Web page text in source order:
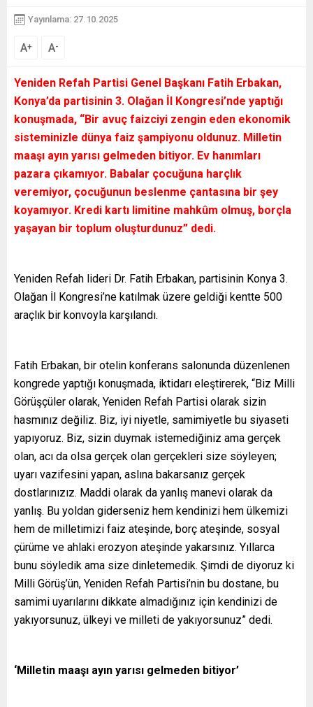
Yayınlama: 27.10.2025
A+ A-
Yeniden Refah Partisi Genel Başkanı Fatih Erbakan,
Konya’da partisinin 3. Olağan İl Kongresi’nde yaptığı
konuşmada, “Bir avuç faizciyi zengin eden ekonomik
sisteminizle dünya faiz şampiyonu oldunuz. Milletin
maaşı ayın yarısı gelmeden bitiyor. Ev hanımları
pazara çıkamıyor. Babalar çocuğuna harçlık
veremiyor, çocuğunun beslenme çantasına bir şey
koyamıyor. Kredi kartı limitine mahkûm olmuş, borçla
yaşayan bir toplum oluşturdunuz” dedi.
Yeniden Refah lideri Dr. Fatih Erbakan, partisinin Konya 3.
Olağan İl Kongresi’ne katılmak üzere geldiği kentte 500
araçlık bir konvoyla karşılandı.
Fatih Erbakan, bir otelin konferans salonunda düzenlenen
kongrede yaptığı konuşmada, iktidarı eleştirerek, “Biz Milli
Görüşçüler olarak, Yeniden Refah Partisi olarak sizin
hasmınız değiliz. Biz, iyi niyetle, samimiyetle bu siyaseti
yapıyoruz. Biz, sizin duymak istemediğiniz ama gerçek
olan, acı da olsa gerçek olan gerçekleri size söyleyen;
uyarı vazifesini yapan, aslına bakarsanız gerçek
dostlarınızız. Maddi olarak da yanlış manevi olarak da
yanlış. Bu yoldan giderseniz hem kendinizi hem ülkemizi
hem de milletimizi faiz ateşinde, borç ateşinde, sosyal
çürüme ve ahlaki erozyon ateşinde yakarsınız. Yıllarca
bunu söyledik ama size dinletemedik. Şimdi de diyoruz ki
Milli Görüş’ün, Yeniden Refah Partisi’nin bu dostane, bu
samimi uyarılarını dikkate almadığınız için kendinizi de
yakıyorsunuz, ülkeyi ve milleti de yakıyorsunuz” dedi.
‘Milletin maaşı ayın yarısı gelmeden bitiyor’